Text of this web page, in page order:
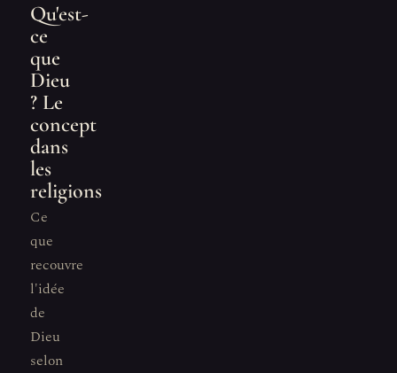
Qu'est-
ce
que
Dieu
? Le
concept
dans
les
religions
Ce
que
recouvre
l'idée
de
Dieu
selon